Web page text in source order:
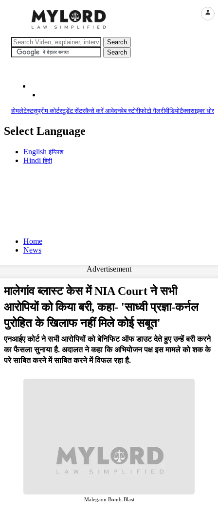
होमलेटेस्टसुप्रीम कोर्टस्टूडेंट सेंटरकैसे करें आवेदनवेब स्टोरीफोटो गैलरीवीडियोटैक्ससाइबर
Select Language
Englishइंग्लिश
Hindiहिंदी
Home
News
Advertisement
मालेगांव ब्लास्ट केस में NIA Court ने सभी
आरोपियों को किया बरी, कहा- 'साध्वी प्रज्ञा-कर्नल
पुरोहित के खिलाफ नहीं मिले कोई सबूत'
एनआईए कोर्ट ने सभी आरोपियों को बेनिफिट ऑफ डाउट देते हुए उन्हें बरी करने
का फैसला सुनाया है. अदालत ने कहा कि अभियोजन पक्ष इस मामले को शक के
परे साबित करने में साबित करने में विफल रहा है.
Malegaon Bomb-Blast